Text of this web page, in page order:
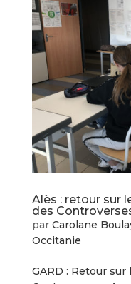
Alès : retour sur
des
par Carolane
Occitanie
GARD : Retour sur